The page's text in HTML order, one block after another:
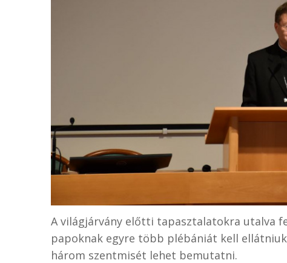
A világjárvány előtti tapasztalatokra utalva
papoknak egyre több plébániát kell
három szentmisét lehet bemutatni.